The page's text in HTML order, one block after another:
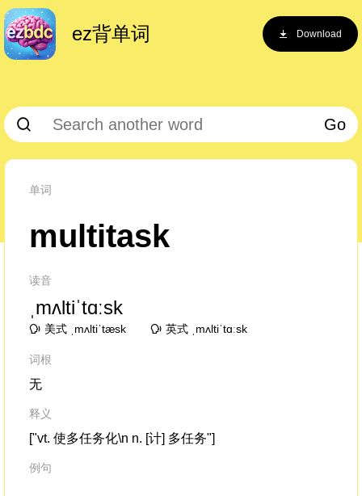
ez背单词 Download
Go
单词
multitask
读音
ˌmʌltiˈtɑːsk
美式 ˌmʌltiˈtæsk 英式 ˌmʌltiˈtɑːsk
词根
无
释义
["vt. 使多任务化\n n. [计] 多任务"]
例句